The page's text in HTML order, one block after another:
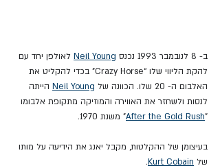
ב- 8 לנובמבר 1993 נכנס Neil Young לאולפן יחד עם
להקת הליווי שלו “Crazy Horse” בכדי להקליט את
האלבום ה- 20 שלו. הכוונה של
Neil Young הייתה
לנסות ולשחזר את האווירה והמוזיקה מתקופת אלבומו
"
After the Gold Rush" משנת 1970.
בעיצומן של ההקלטות, מקבל יאנג את הידיעה על מותו
של Kurt Cobain
.